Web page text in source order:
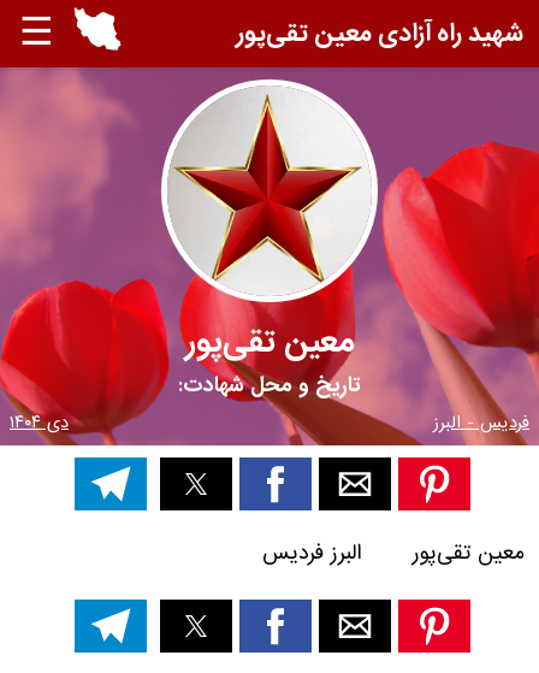
☰ شهید راه آزادی معین تقی‌پور
معین تقی‌پور
تاریخ و محل شهادت:
فردیس - البرز دی ۱۴۰۴
معین تقی‌پور البرز فردیس